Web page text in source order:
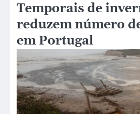
Temporais de
reduzem número
em Portugal